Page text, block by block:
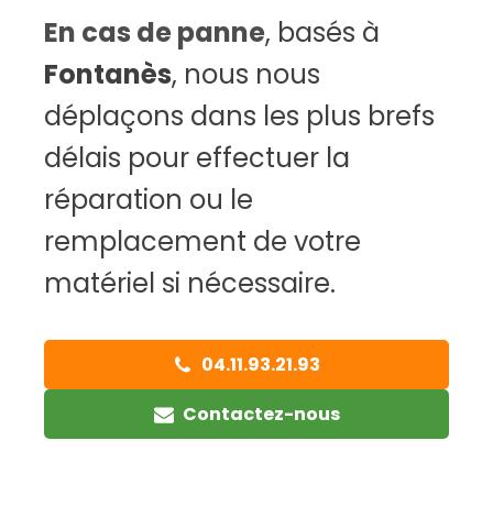
En cas de panne, basés à
Fontanès, nous nous
déplaçons dans les plus brefs
délais pour effectuer la
réparation ou le
remplacement de votre
matériel si nécessaire.
04.11.93.21.93
Contactez-nous